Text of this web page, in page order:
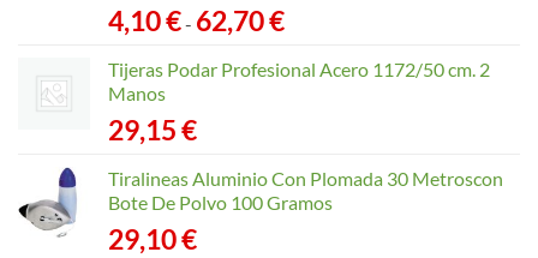
4,10€- 62,70€Rango
precios:
Tijeras Podar Profesional Acero 1172/50 cm. 2
Manos
29,15€
Tiralineas Aluminio Con Plomada 30 Metroscon
Bote De Polvo 100 Gramos
29,10€